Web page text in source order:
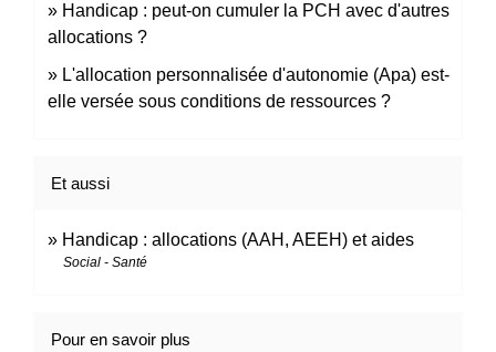
Handicap : peut-on cumuler la PCH avec d'autres
allocations ?
L'allocation personnalisée d'autonomie (Apa) est-
elle versée sous conditions de ressources ?
Et aussi
Handicap : allocations (AAH, AEEH) et aides
Social - Santé
Pour en savoir plus